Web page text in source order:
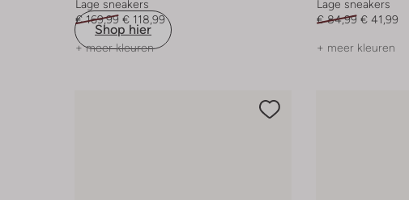
Shop hier
Lage sneakers
€ 169,99 € 118,99
+ meer kleuren
Lage sneakers
€ 84,99 € 41,99
+ meer kleuren